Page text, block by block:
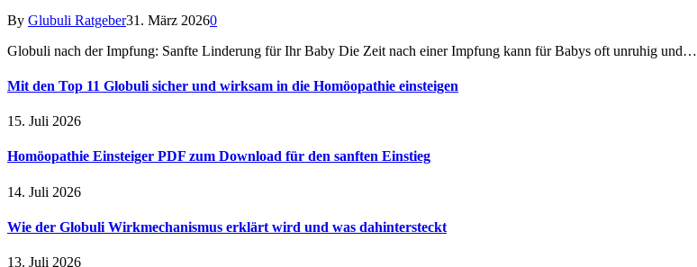
By Glubuli Ratgeber31. März 20260
Globuli nach der Impfung: Sanfte Linderung für Ihr Baby Die Zeit nach einer Impfung kann für Babys oft unruhig und…
Mit den Top 11 Globuli sicher und wirksam in die Homöopathie einsteigen
15. Juli 2026
Homöopathie Einsteiger PDF zum Download für den sanften Einstieg
14. Juli 2026
Wie der Globuli Wirkmechanismus erklärt wird und was dahintersteckt
13. Juli 2026